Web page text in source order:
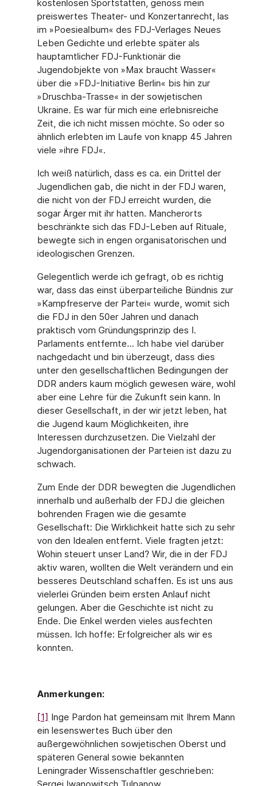
kostenlosen Sportstätten, genoss mein
preiswertes Theater- und Konzertanrecht, las
im »Poesiealbum« des FDJ-Verlages Neues
Leben Gedichte und erlebte später als
hauptamtlicher FDJ-Funktionär die
Jugendobjekte von »Max braucht Wasser«
über die »FDJ-Initiative Berlin« bis hin zur
»Druschba-Trasse« in der sowjetischen
Ukraine. Es war für mich eine erlebnisreiche
Zeit, die ich nicht missen möchte. So oder so
ähnlich erlebten im Laufe von knapp 45 Jahren
viele »ihre FDJ«.
Ich weiß natürlich, dass es ca. ein Drittel der
Jugendlichen gab, die nicht in der FDJ waren,
die nicht von der FDJ erreicht wurden, die
sogar Ärger mit ihr hatten. Mancherorts
beschränkte sich das FDJ-Leben auf Rituale,
bewegte sich in engen organisatorischen und
ideologischen Grenzen.
Gelegentlich werde ich gefragt, ob es richtig
war, dass das einst überparteiliche Bündnis zur
»Kampfreserve der Partei« wurde, womit sich
die FDJ in den 50er Jahren und danach
praktisch vom Gründungsprinzip des I.
Parlaments entfernte... Ich habe viel darüber
nachgedacht und bin überzeugt, dass dies
unter den gesellschaftlichen Bedingungen der
DDR anders kaum möglich gewesen wäre, wohl
aber eine Lehre für die Zukunft sein kann. In
dieser Gesellschaft, in der wir jetzt leben, hat
die Jugend kaum Möglichkeiten, ihre
Interessen durchzusetzen. Die Vielzahl der
Jugendorganisationen der Parteien ist dazu zu
schwach.
Zum Ende der DDR bewegten die Jugendlichen
innerhalb und außerhalb der FDJ die gleichen
bohrenden Fragen wie die gesamte
Gesellschaft: Die Wirklichkeit hatte sich zu sehr
von den Idealen entfernt. Viele fragten jetzt:
Wohin steuert unser Land? Wir, die in der FDJ
aktiv waren, wollten die Welt verändern und ein
besseres Deutschland schaffen. Es ist uns aus
vielerlei Gründen beim ersten Anlauf nicht
gelungen. Aber die Geschichte ist nicht zu
Ende. Die Enkel werden vieles ausfechten
müssen. Ich hoffe: Erfolgreicher als wir es
konnten.
Anmerkungen:
[1] Inge Pardon hat gemeinsam mit Ihrem Mann
ein lesenswertes Buch über den
außergewöhnlichen sowjetischen Oberst und
späteren General sowie bekannten
Leningrader Wissenschaftler geschrieben: